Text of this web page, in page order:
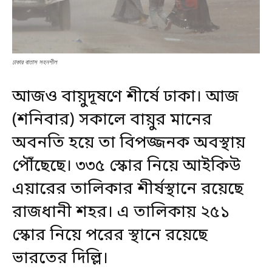
ঢাকার বাতাস সহনশীল
আজও বায়ুদূষণে শীর্ষে ঢাকা। আজ
(শনিবার) সকালে বায়ুর মানের
অবনতি হয়ে তা বিপজ্জনক অবস্থায়
পৌঁছেছে। ৩৩৫ স্কোর নিয়ে আইকিউ
এয়ারের তালিকার শীর্ষস্থানে রয়েছে
রাজধানী শহর। এ তালিকায় ২৫১
স্কোর নিয়ে পরের স্থানে রয়েছে
ভারতের দিল্লি।